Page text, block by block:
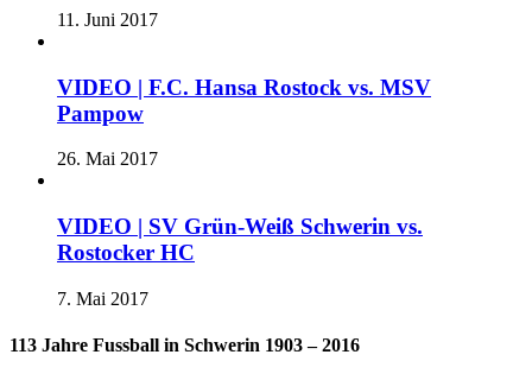
11. Juni 2017
VIDEO | F.C. Hansa Rostock vs. MSV
Pampow
26. Mai 2017
VIDEO | SV Grün-Weiß Schwerin vs.
Rostocker HC
7. Mai 2017
113 Jahre Fussball in Schwerin 1903 – 2016